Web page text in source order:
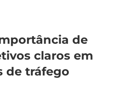
de
claros em
de tráfego